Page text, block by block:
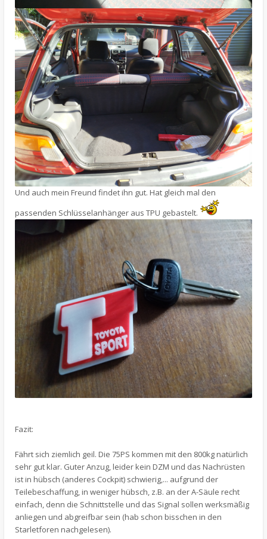
Und auch mein Freund findet ihn gut. Hat gleich mal den
passenden Schlüsselanhänger aus TPU gebastelt.
Fazit:
Fährt sich ziemlich geil. Die 75PS kommen mit den 800kg natürlich
sehr gut klar. Guter Anzug, leider kein DZM und das Nachrüsten
ist in hübsch (anderes Cockpit) schwierig,... aufgrund der
Teilebeschaffung, in weniger hübsch, z.B. an der A-Säule recht
einfach, denn die Schnittstelle und das Signal sollen werksmäßig
anliegen und abgreifbar sein (hab schon bisschen in den
Starletforen nachgelesen).